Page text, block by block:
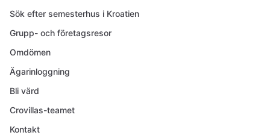
Sök efter semesterhus i Kroatien
Grupp- och företagsresor
Omdömen
Ägarinloggning
Bli värd
Crovillas-teamet
Kontakt